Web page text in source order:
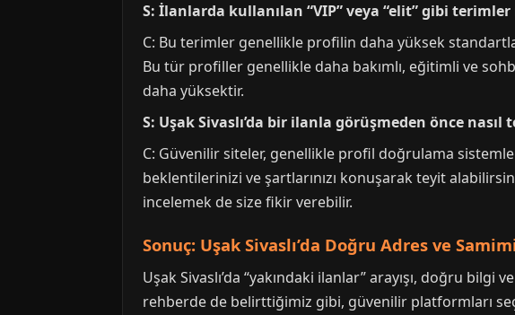
S: İlanlarda kullanılan “VIP” veya “elit” gibi
C: Bu terimler genellikle profilin daha yüksek
Bu tür profiller genellikle daha bakımlı, eğitimli ve
daha yüksektir.
S: Uşak Sivaslı’da bir ilanla görüşmeden önce
C: Güvenilir siteler, genellikle profil doğrulama
beklentilerinizi ve şartlarınızı konuşarak teyit
incelemek de size fikir verebilir.
Sonuç: Uşak Sivaslı’da Doğru Adres ve
Uşak Sivaslı’da “yakındaki ilanlar” arayışı, doğru
rehberde de belirttiğimiz gibi, güvenilir platformları